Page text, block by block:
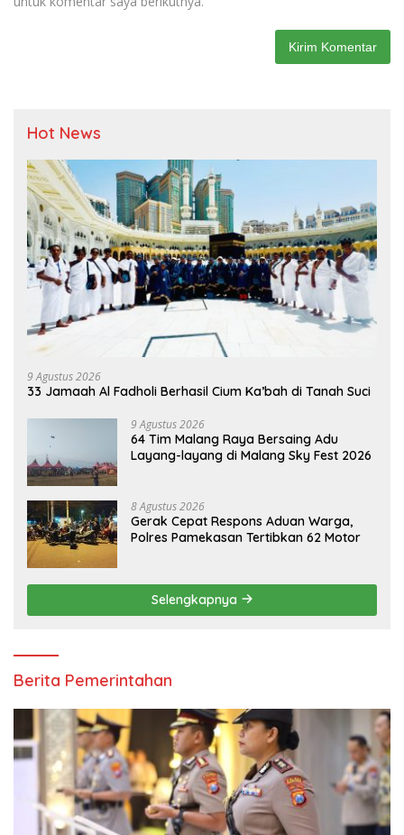
Hot News
9 Agustus 2026
33 Jamaah Al Fadholi Berhasil Cium Ka’bah di Tanah Suci
9 Agustus 2026
64 Tim Malang Raya Bersaing Adu
Layang-layang di Malang Sky Fest 2026
8 Agustus 2026
Gerak Cepat Respons Aduan Warga,
Polres Pamekasan Tertibkan 62 Motor
Selengkapnya
Berita Pemerintahan